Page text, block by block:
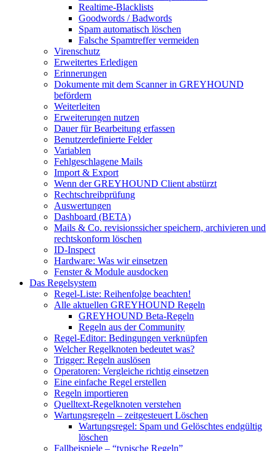
Realtime-Blacklists
Goodwords / Badwords
Spam automatisch löschen
Falsche Spamtreffer vermeiden
Virenschutz
Erweitertes Erledigen
Erinnerungen
Dokumente mit dem Scanner in GREYHOUND
befördern
Weiterleiten
Erweiterungen nutzen
Dauer für Bearbeitung erfassen
Benutzerdefinierte Felder
Variablen
Fehlgeschlagene Mails
Import & Export
Wenn der GREYHOUND Client abstürzt
Rechtschreibprüfung
Auswertungen
Dashboard (BETA)
Mails & Co. revisionssicher speichern, archivieren und
rechtskonform löschen
ID-Inspect
Hardware: Was wir einsetzen
Fenster & Module ausdocken
Das Regelsystem
Regel-Liste: Reihenfolge beachten!
Alle aktuellen GREYHOUND Regeln
GREYHOUND Beta-Regeln
Regeln aus der Community
Regel-Editor: Bedingungen verknüpfen
Welcher Regelknoten bedeutet was?
Trigger: Regeln auslösen
Operatoren: Vergleiche richtig einsetzen
Eine einfache Regel erstellen
Regeln importieren
Quelltext-Regelknoten verstehen
Wartungsregeln – zeitgesteuert Löschen
Wartungsregel: Spam und Gelöschtes endgültig
löschen
Fallbeispiele – “typische Regeln”